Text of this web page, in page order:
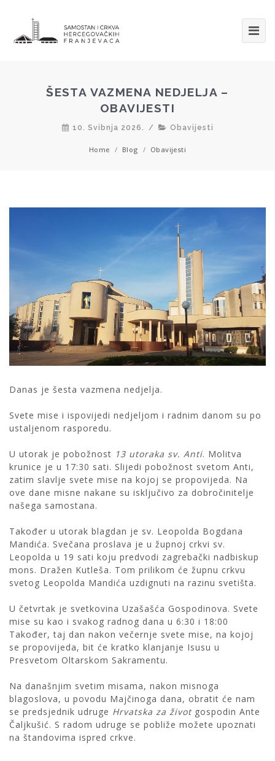
ŠESTA VAZMENA NEDJELJA –
OBAVIJESTI
10. Svibnja 2026. / Obavijesti
Home / Blog / Obavijesti
Danas je šesta vazmena nedjelja.
Svete mise i ispovijedi nedjeljom i radnim danom su po
ustaljenom rasporedu.
U utorak je pobožnost 13 utoraka sv. Anti. Molitva
krunice je u 17:30 sati. Slijedi pobožnost svetom Anti,
zatim slavlje svete mise na kojoj se propovijeda. Na
ove dane misne nakane su isključivo za dobročinitelje
našega samostana.
Također u utorak blagdan je sv. Leopolda Bogdana
Mandića. Svečana proslava je u župnoj crkvi sv.
Leopolda u 19 sati koju predvodi zagrebački nadbiskup
mons. Dražen Kutleša. Tom prilikom će župnu crkvu
svetog Leopolda Mandića uzdignuti na razinu svetišta.
U četvrtak je svetkovina Uzašašća Gospodinova. Svete
mise su kao i svakog radnog dana u 6:30 i 18:00
Također, taj dan nakon večernje svete mise, na kojoj
se propovijeda, bit će kratko klanjanje Isusu u
Presvetom Oltarskom Sakramentu.
Na današnjim svetim misama, nakon misnoga
blagoslova, u povodu Majčinoga dana, obratit će nam
se predsjednik udruge Hrvatska za životgospodin Ante
Čaljkušić. S radom udruge se pobliže možete upoznati
na štandovima ispred crkve.